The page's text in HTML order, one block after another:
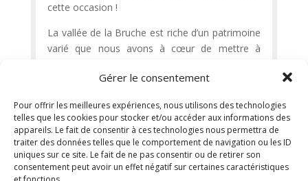
Gérer le consentement
Pour offrir les meilleures expériences, nous utilisons des technologies
telles que les cookies pour stocker et/ou accéder aux informations des
appareils. Le fait de consentir à ces technologies nous permettra de
traiter des données telles que le comportement de navigation ou les ID
uniques sur ce site. Le fait de ne pas consentir ou de retirer son
consentement peut avoir un effet négatif sur certaines caractéristiques
et fonctions.
cette occasion !
La vallée de la Bruche est riche d’un patrimoine
varié que nous avons à cœur de mettre à
mairies, musées et artisans de la vallée, l’office
concocté unprogramme des
manifestations locales du patrimoine de
la valléeà découvrir ou redécouvrir à cette
occasion.